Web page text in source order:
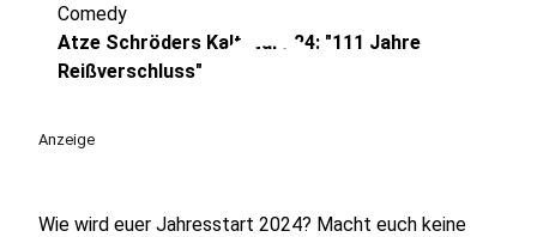
play_circle
Comedy
Atze Schröders Kaltstart 24: "111 Jahre
Reißverschluss"
Anzeige
Wie wird euer Jahresstart 2024? Macht euch keine